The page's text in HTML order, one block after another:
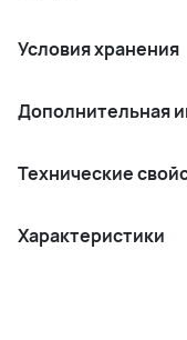
Условия хранения
Дополнительная
Технические
Характеристики